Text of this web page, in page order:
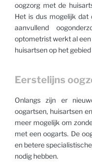
oogzorg met de
Het is dus mogelijk dat
aanvullend
optometrist werkt al
huisartsen op het
Eerstelijns
Onlangs zijn er
oogartsen, huisartsen
meer mogelijk om
met een oogarts. De
en betere
nodig hebben.